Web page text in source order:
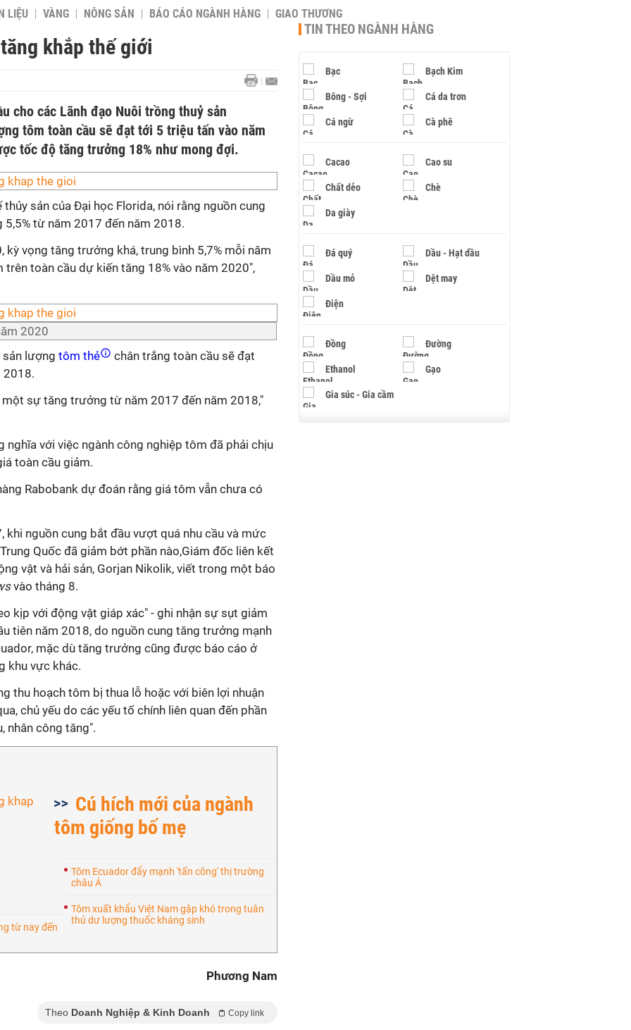
LIỆU VÀNG NÔNG SẢN BÁO CÁO NGÀNH HÀNG GIAO THƯƠNG
khắp thế giới
cho các Lãnh đạo Nuôi trồng thuỷ sản
tôm toàn cầu sẽ đạt tới 5 triệu tấn vào năm
tốc độ tăng trưởng 18% như mong đợi.
sản của Đại học Florida, nói rằng nguồn cung
từ năm 2017 đến năm 2018.
kỳ vọng tăng trưởng khá, trung bình 5,7% mỗi năm
toàn cầu dự kiến tăng 18% vào năm 2020",
2020
lượng tôm thẻ
chân trắng toàn cầu sẽ đạt
2018.
sự tăng trưởng từ năm 2017 đến năm 2018,"
nghĩa với việc ngành công nghiệp tôm đã phải chịu
toàn cầu giảm.
Rabobank dự đoán rằng giá tôm vẫn chưa có
khi nguồn cung bắt đầu vượt quá nhu cầu và mức
Quốc đã giảm bớt phần nào,Giám đốc liên kết
vật và hải sản, Gorjan Nikolik, viết trong một báo
vào tháng 8.
kịp với động vật giáp xác" - ghi nhận sự sụt giảm
tiên năm 2018, do nguồn cung tăng trưởng mạnh
mặc dù tăng trưởng cũng được báo cáo ở
khu vực khác.
thu hoạch tôm bị thua lỗ hoặc với biên lợi nhuận
chủ yếu do các yếu tố chính liên quan đến phần
nhân công tăng".
Cú hích mới của ngành
tôm giống bố mẹ
Tôm Ecuador đẩy mạnh 'tấn công' thị trường
châu Á
Tôm xuất khẩu Việt Nam gặp khó trong tuân
thủ dư lượng thuốc kháng sinh
từ nay đến
Phương Nam
Theo Doanh Nghiệp & Kinh Doanh Copy link
TIN THEO NGÀNH HÀNG
Bạc Bạch Kim
Bông - Sợi Cá da trơn
Cá ngừ Cà phê
Cacao Cao su
Chất dẻo Chè
Da giày
Đá quý Dầu - Hạt dầu
Dầu mỏ Dệt may
Điện
Đồng Đường
Ethanol Gạo
Gia súc - Gia cầm